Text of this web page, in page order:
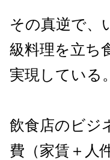
その真逆で、
級料理を立ち
実現している。
飲食店のビジ
費（家賃＋人